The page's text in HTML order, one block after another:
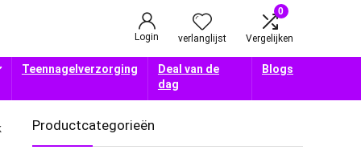
Login verlanglijst
0
Vergelijken
Teennagelverzorging
Deal van de
dag
Blogs
Productcategorieën